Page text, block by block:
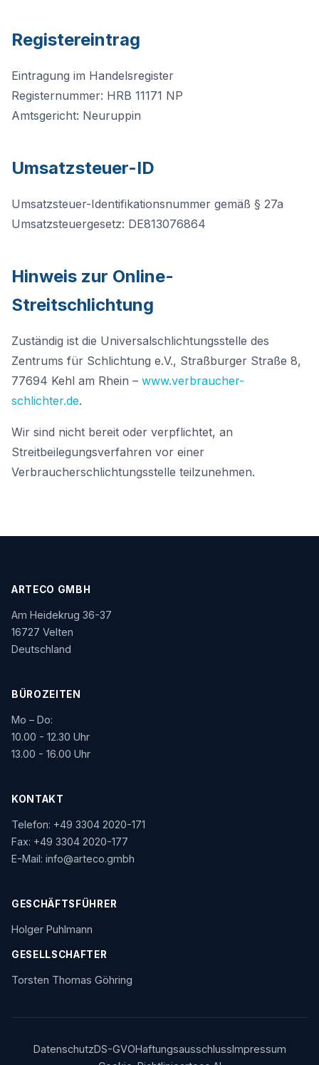
Registereintrag
Eintragung im Handelsregister
Registernummer: HRB 11171 NP
Amtsgericht: Neuruppin
Umsatzsteuer-ID
Umsatzsteuer-Identifikationsnummer gemäß § 27a
Umsatzsteuergesetz: DE813076864
Hinweis zur Online-
Streitschlichtung
Zuständig ist die Universalschlichtungsstelle des
Zentrums für Schlichtung e.V., Straßburger Straße 8,
77694 Kehl am Rhein – www.verbraucher-
schlichter.de.
Wir sind nicht bereit oder verpflichtet, an
Streitbeilegungsverfahren vor einer
Verbraucherschlichtungsstelle teilzunehmen.
ARTECO GMBH
Am Heidekrug 36-37
16727 Velten
Deutschland
BÜROZEITEN
Mo – Do:
10.00 - 12.30 Uhr
13.00 - 16.00 Uhr
KONTAKT
Telefon: +49 3304 2020-171
Fax: +49 3304 2020-177
E-Mail: info@arteco.gmbh
GESCHÄFTSFÜHRER
Holger Puhlmann
GESELLSCHAFTER
Torsten Thomas Göhring
DatenschutzDS-GVOHaftungsausschlussImpressum